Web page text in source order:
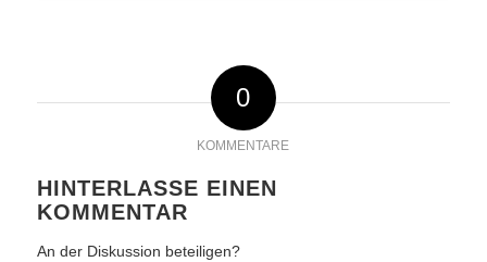
0
KOMMENTARE
HINTERLASSE EINEN
KOMMENTAR
An der Diskussion beteiligen?